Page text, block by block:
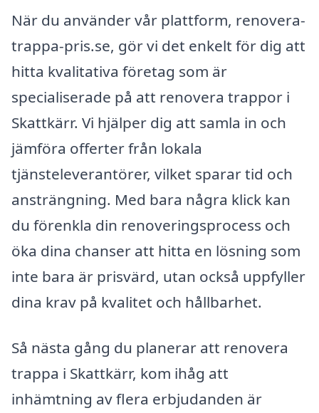
När du använder vår plattform, renovera-
trappa-pris.se, gör vi det enkelt för dig att
hitta kvalitativa företag som är
specialiserade på att renovera trappor i
Skattkärr. Vi hjälper dig att samla in och
jämföra offerter från lokala
tjänsteleverantörer, vilket sparar tid och
ansträngning. Med bara några klick kan
du förenkla din renoveringsprocess och
öka dina chanser att hitta en lösning som
inte bara är prisvärd, utan också uppfyller
dina krav på kvalitet och hållbarhet.
Så nästa gång du planerar att renovera
trappa i Skattkärr, kom ihåg att
inhämtning av flera erbjudanden är